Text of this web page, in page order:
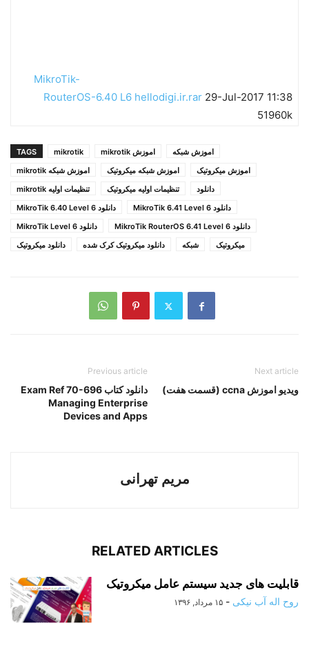
MikroTik-
RouterOS-6.40 L6 hellodigi.ir.rar 29-Jul-2017 11:38
51960k
TAGS mikrotik اموزش mikrotik
اموزش شبکه
اموزش شبکه mikrotik
اموزش شبکه میکروتیک
اموزش میکروتیک
تنظیمات اولیه mikrotik
تنظیمات اولیه میکروتیک
دانلود
دانلود MikroTik 6.40 Level 6
دانلود MikroTik 6.41 Level 6
دانلود MikroTik Level 6
دانلود MikroTik RouterOS 6.41 Level 6
دانلود میکروتیک
دانلود میکروتیک کرک شده شبکه میکروتیک
Previous article
دانلود کتاب Exam Ref 70-696
Managing Enterprise
Devices and Apps
Next article
ویدیو اموزش ccna (قسمت هفت)
مریم تهرانی
RELATED ARTICLES
قابلیت های جدید سیستم عامل میکروتیک
روح اله آب نیکی - ۱۵ مرداد, ۱۳۹۶